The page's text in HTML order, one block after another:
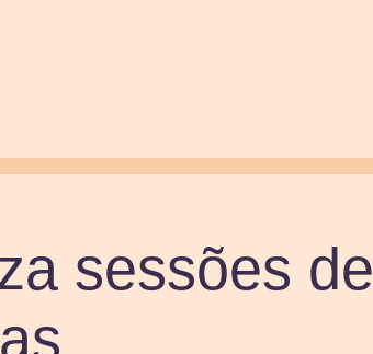
sessões de